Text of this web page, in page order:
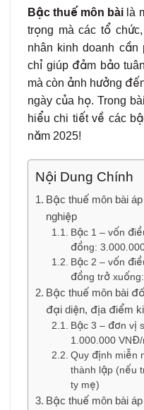
Bậc thuế môn bài là
trọng mà các tổ
nhân kinh doanh
chỉ giúp đảm bảo
mà còn ảnh hưởng
ngày của họ. Trong
hiểu chi tiết về các
năm 2025!
Nội Dung Chính
Bậc thuế môn bài
nghiệp
Bậc 1 – vốn
đồng:
Bậc 2 – vốn
đồng trở
Bậc thuế môn bài
đại diện, địa điểm
Bậc 3 – đơn vị
1.000.000
Quy định miễn
thành lập (nếu
ty mẹ)
Bậc thuế môn bài